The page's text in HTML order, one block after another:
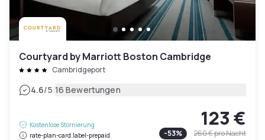
Courtyard by Marriott Boston Cambridge
Cambridgeport
4.6/5|16 Bewertungen
Kostenlose Stornierung
rate-plan-card.label-prepaid
123 €
-53% 260 €pro Nacht